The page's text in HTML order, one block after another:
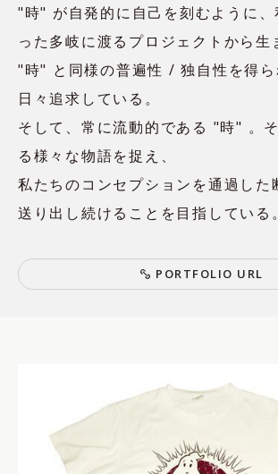
"時" が自発的に自己を刻むように、
った多岐に渡るプロジェクトから生
"時" と同様の普遍性 / 独自性を得ら
日々追求している。
そして、常に流動的である "時" 。
る様々な物語を捉え、
私たちのコンセプションを通過した
送り出し続けることを目指している。
P ORTFOLIO U RL